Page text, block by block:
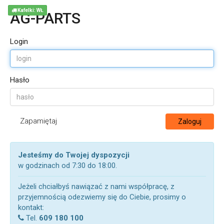
AG-PARTS
Login
Hasło
Zapamiętaj Zaloguj
Jesteśmy do Twojej dyspozycji
w godzinach od 7:30 do 18:00.
Jeżeli chciałbyś nawiązać z nami współpracę, z
przyjemnością odezwiemy się do Ciebie, prosimy o
kontakt:
Tel. 609 180 100
Kafelki: WŁ